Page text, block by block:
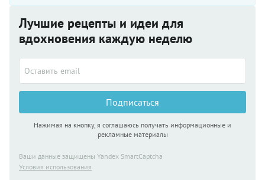
Лучшие рецепты и идеи для
вдохновения каждую неделю
Подписаться
Нажимая на кнопку, я соглашаюсь получать информационные и
рекламные материалы
Ваши данные защищены Yandex SmartCaptcha
Условия использования